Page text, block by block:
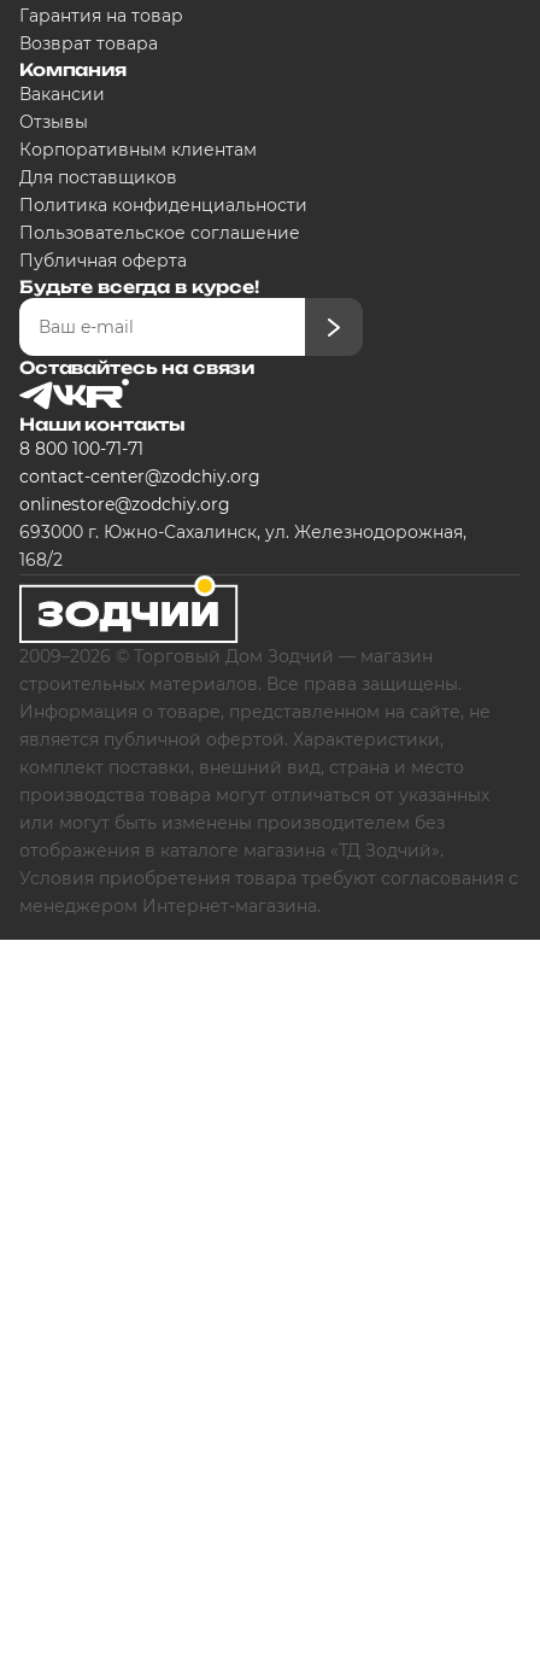
Гарантия на товар
Возврат товара
Компания
Вакансии
Отзывы
Корпоративным клиентам
Для поставщиков
Политика конфиденциальности
Пользовательское соглашение
Публичная оферта
Будьте всегда в курсе!
Оставайтесь на связи
Наши контакты
8 800 100-71-71
contact-center@zodchiy.org
onlinestore@zodchiy.org
693000 г. Южно-Сахалинск, ул. Железнодорожная,
168/2
2009–2026 © Торговый Дом Зодчий — магазин
строительных материалов. Все права защищены.
Информация о товаре, представленном на сайте, не
является публичной офертой. Характеристики,
комплект поставки, внешний вид, страна и место
производства товара могут отличаться от указанных
или могут быть изменены производителем без
отображения в каталоге магазина «ТД Зодчий».
Условия приобретения товара требуют согласования с
менеджером Интернет-магазина.